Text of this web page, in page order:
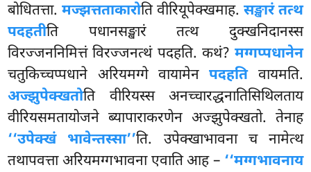
बोधितत्ता.मज्झत्तताकारोति वीरियूपेक्खमाह. सङ्खारं तत्थ
पदहतीति पधानसङ्खारं तत्थ दुक्खनिदानस्स
विरज्जननिमित्तं विरज्जनत्थं पदहति. कथं? मग्गप्पधानेन
चतुकिच्चप्पधाने अरियमग्गे वायामेनपदहतिवायमति.
अज्झुपेक्खतोति वीरियस्स अनच्चारद्धनातिसिथिलताय
वीरियसमतायोजने ब्यापाराकरणेन अज्झुपेक्खतो. तेनाह
‘‘उपेक्खं भावेन्तस्सा’’ति. उपेक्खाभावना च नामेत्थ
तथापवत्ता अरियमग्गभावना एवाति आह – ‘‘मग्गभावनाय